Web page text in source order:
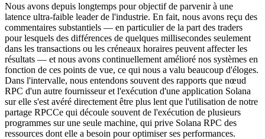
Nous avons depuis longtemps pour objectif de parvenir à une
latence ultra-faible leader de l'industrie. En fait, nous avons reçu des
commentaires substantiels — en particulier de la part des traders
pour lesquels des différences de quelques millisecondes seulement
dans les transactions ou les créneaux horaires peuvent affecter les
résultats — et nous avons continuellement amélioré nos systèmes en
fonction de ces points de vue, ce qui nous a valu beaucoup d'éloges.
Dans l'intervalle, nous entendons souvent des rapports que nœud
RPC d'un autre fournisseur et l'exécution d'une application Solana
sur elle s'est avéré directement être plus lent que l'utilisation de notre
partage RPCCe qui découle souvent de l'exécution de plusieurs
programmes sur une seule machine, qui prive Solana RPC des
ressources dont elle a besoin pour optimiser ses performances.